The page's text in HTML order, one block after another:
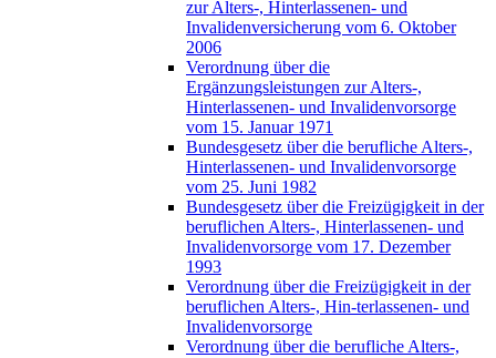
zur Alters-, Hinterlassenen- und
Invalidenversicherung vom 6. Oktober
2006
Verordnung über die
Ergänzungsleistungen zur Alters-,
Hinterlassenen- und Invalidenvorsorge
vom 15. Januar 1971
Bundesgesetz über die berufliche Alters-,
Hinterlassenen- und Invalidenvorsorge
vom 25. Juni 1982
Bundesgesetz über die Freizügigkeit in der
beruflichen Alters-, Hinterlassenen- und
Invalidenvorsorge vom 17. Dezember
1993
Verordnung über die Freizügigkeit in der
beruflichen Alters-, Hin-terlassenen- und
Invalidenvorsorge
Verordnung über die berufliche Alters-,